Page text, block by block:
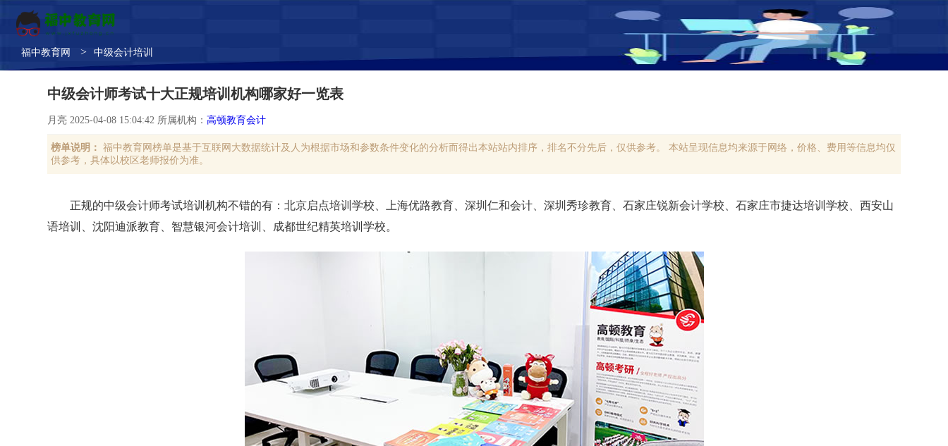
福中教育网 > 中级会计培训
中级会计师考试十大正规培训机构哪家好一览表
月亮 2025-04-08 15:04:42 所属机构：高顿教育会计
榜单说明：
福中教育网榜单是基于互联网大数据统计及人为根据市场和参数条件变化的分析而得出本站站内排序，排名不分先后，仅供参考。 本站呈现信息均来源于网络，价格、费用等信息均仅
供参考，具体以校区老师报价为准。
正规的中级会计师考试培训机构不错的有：北京启点培训学校、上海优路教育、深圳仁和会计、深圳秀珍教育、石家庄锐新会计学校、石家庄市捷达培训学校、西安山
语培训、沈阳迪派教育、智慧银河会计培训、成都世纪精英培训学校。